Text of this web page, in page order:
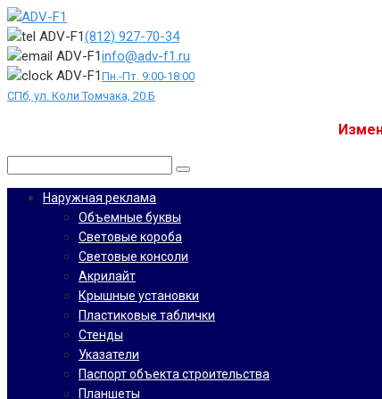
Перейти
к
контенту
(812) 927-70-34
info@adv-f1.ru
Пн.-Пт. 9:00-18:00
СПб, ул. Коли Томчака, 20 Б
Наружная реклама
Объемные буквы
Световые короба
Световые консоли
Акрилайт
Крышные установки
Пластиковые таблички
Стенды
Указатели
Паспорт объекта строительства
Планшеты